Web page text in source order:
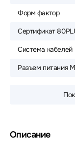
Форм фактор
Сертификат
Система кабелей
Разъем питания
Описание